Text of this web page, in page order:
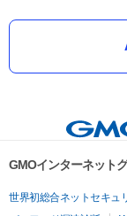
GMOインターネット
世界初総合ネットセキュ